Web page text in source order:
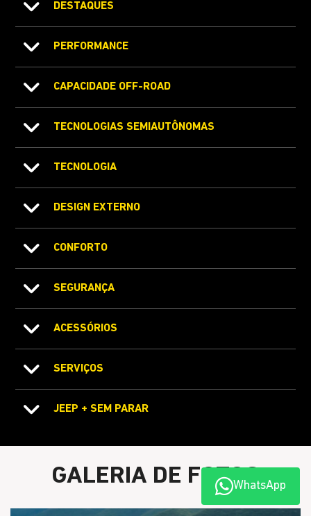
DESTAQUES
PERFORMANCE
CAPACIDADE OFF-ROAD
TECNOLOGIAS SEMIAUTÔNOMAS
TECNOLOGIA
DESIGN EXTERNO
CONFORTO
SEGURANÇA
ACESSÓRIOS
SERVIÇOS
JEEP + SEM PARAR
GALERIA DE FOTOSWhatsApp